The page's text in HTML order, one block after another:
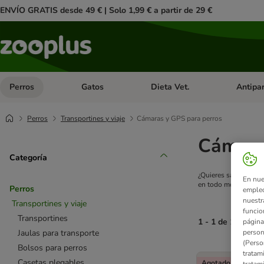
ENVÍO GRATIS desde 49 € | Solo 1,99 € a partir de 29 €
Perros Menú de categoria abierto: Perros
Gatos Menú de categoria abierto: Gatos
Dieta Vet. Menú
Perros Transportines y viaje Cámaras y GPS para perros
Categoría
Perros
Transportines y viaje
Transportines
Jaulas para transporte
Bolsos para perros
¿Quieres saber qué
en todo momento
1 - 1 de 1
product items
En